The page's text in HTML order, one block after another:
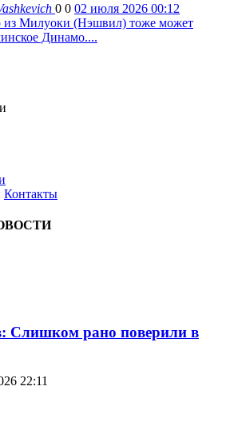
0 0 02 июля 2026 00:12
из Милуоки (Нэшвил) тоже может
Динамо....
Контакты
Слишком рано поверили в
22:11